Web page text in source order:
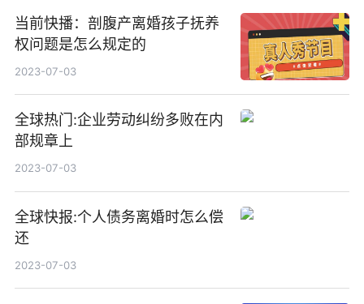
当前快播：剖腹产离婚孩子抚养
权问题是怎么规定的
2023-07-03
全球热门:企业劳动纠纷多败在内
部规章上
2023-07-03
全球快报:个人债务离婚时怎么偿
还
2023-07-03